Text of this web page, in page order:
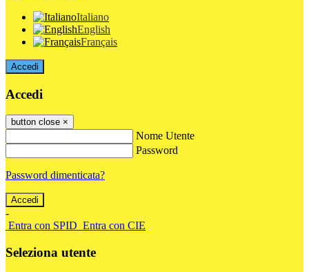
Italiano
English
Français
Accedi
Accedi
button close ×
Nome Utente
Password
Password dimenticata?
-
Entra con SPID Entra con CIE
Seleziona utente